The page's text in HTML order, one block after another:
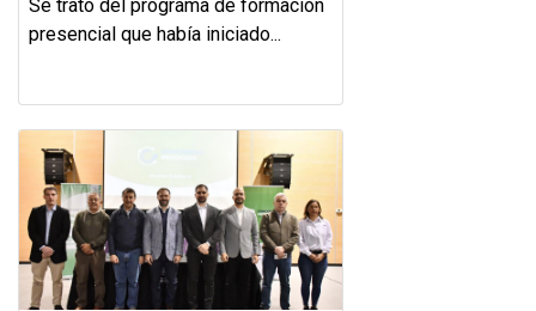
Se trató del programa de formación
presencial que había iniciado...